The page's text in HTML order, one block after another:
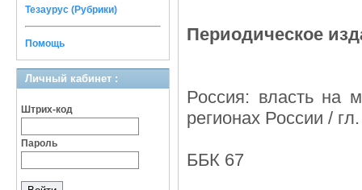
Тезаурус (Рубрики)
Помощь
Личный кабинет :
Штрих-код
Пароль
Периодическое
Россия: власть на
регионах России /
ББК 67